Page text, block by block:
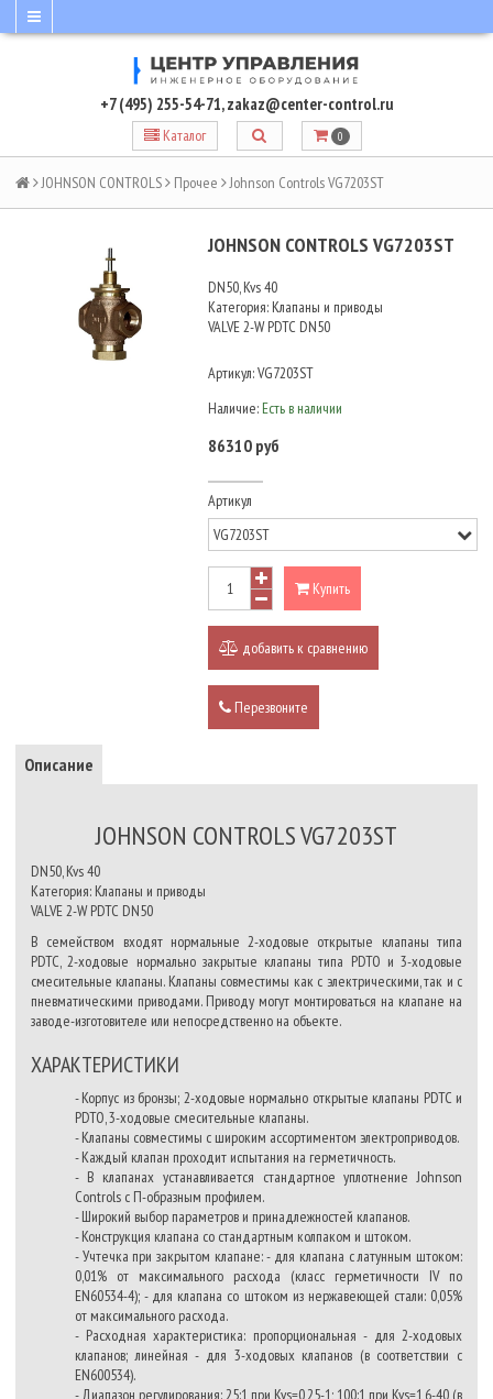
+7 (495) 255-54-71,zakaz@center-control.ru
Каталог 0
JOHNSON CONTROLS Прочее Johnson Controls VG7203ST
JOHNSON CONTROLS VG7203ST
DN50, Kvs 40
Категория: Клапаны и приводы
VALVE 2-W PDTC DN50
Артикул:VG7203ST
Наличие: Есть в наличии
86310 руб
Артикул
Купить
добавить к сравнению
Перезвоните
Описание
JOHNSON CONTROLS VG7203ST
DN50, Kvs 40
Категория: Клапаны и приводы
VALVE 2-W PDTC DN50
В семейством входят нормальные 2-ходовые открытые клапаны типа
PDTC, 2-ходовые нормально закрытые клапаны типа PDTO и 3-ходовые
смесительные клапаны. Клапаны совместимы как с электрическими, так и с
пневматическими приводами. Приводу могут монтироваться на клапане на
заводе-изготовителе или непосредственно на объекте.
ХАРАКТЕРИСТИКИ
- Корпус из бронзы; 2-ходовые нормально открытые клапаны PDTC и
PDTO, 3-ходовые смесительные клапаны.
- Клапаны совместимы с широким ассортиментом электроприводов.
- Каждый клапан проходит испытания на герметичность.
- В клапанах устанавливается стандартное уплотнение Johnson
Controls с П-образным профилем.
- Широкий выбор параметров и принадлежностей клапанов.
- Конструкция клапана со стандартным колпаком и штоком.
- Учтечка при закрытом клапане: - для клапана с латунным штоком:
0,01% от максимального расхода (класс герметичности IV по
EN60534-4); - для клапана со штоком из нержавеющей стали: 0,05%
от максимального расхода.
- Расходная характеристика: пропорциональная - для 2-ходовых
клапанов; линейная - для 3-ходовых клапанов (в соответствии с
EN600534).
- Диапазон регулирования: 25:1 при Kvs=0,25-1; 100:1 при Kvs=1,6-40 (в